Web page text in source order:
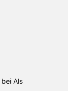
bei Als